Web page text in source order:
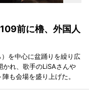
前に櫓、外国人
を中心に盆踊りを繰り広
れ、歌手のLiSAさんや
も会場を盛り上げた。